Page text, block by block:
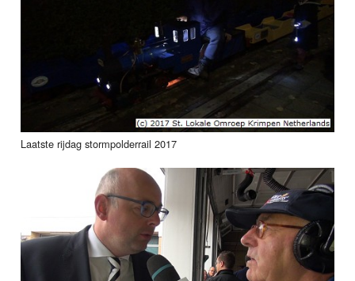
Laatste rijdag stormpolderrail 2017